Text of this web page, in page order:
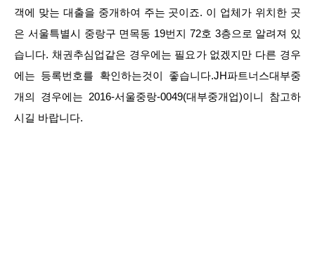
객에 맞는 대출을 중개하여 주는 곳이죠. 이 업체가 위치한 곳
은 서울특별시 중랑구 면목동 19번지 72호 3층으로 알려져 있
습니다. 채권추심업같은 경우에는 필요가 없겠지만 다른 경우
에는 등록번호를 확인하는것이 좋습니다.JH파트너스대부중
개의 경우에는 2016-서울중랑-0049(대부중개업)이니 참고하
시길 바랍니다.